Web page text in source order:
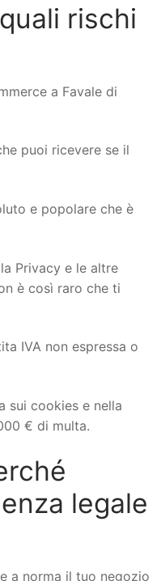
rischi
a Favale di
puoi ricevere se il
e popolare che è
Privacy e le altre
è così raro che ti
IVA non espressa o
sui cookies e nella
€ di multa.
legale
a norma il tuo negozio